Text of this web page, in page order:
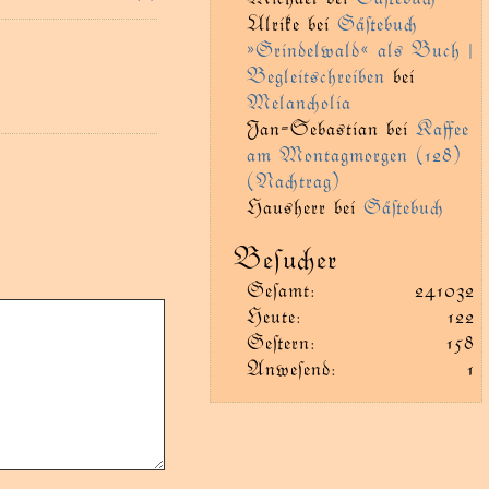
Ulrike bei Gäﬅebu
»Grindelwald« als Buch |
Begleitschreiben bei
Melanolia
Jan-Sebastian bei Kaﬀee
am Montagmorgen (128)
(Natrag)
Hausherr bei Gäﬅebu
Beſuer
241032
Geſamt:
122
Heute:
158
Geﬅern:
1
Anweſend: